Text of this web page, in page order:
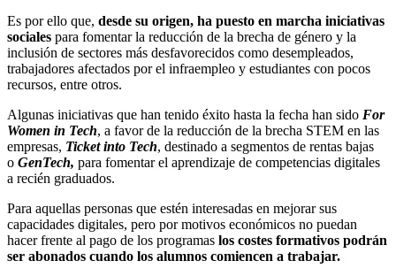
Es por ello que, desde su origen, ha puesto en marcha iniciativas
sociales para fomentar la reducción de la brecha de género y la
inclusión de sectores más desfavorecidos como desempleados,
trabajadores afectados por el infraempleo y estudiantes con pocos
recursos, entre otros.
Algunas iniciativas que han tenido éxito hasta la fecha han sido For
Women in Tech, a favor de la reducción de la brecha STEM en las
empresas, Ticket into Tech, destinado a segmentos de rentas bajas
o GenTech, para fomentar el aprendizaje de competencias digitales
a recién graduados.
Para aquellas personas que estén interesadas en mejorar sus
capacidades digitales, pero por motivos económicos no puedan
hacer frente al pago de los programas los costes formativos podrán
ser abonados cuando los alumnos comiencen a trabajar.